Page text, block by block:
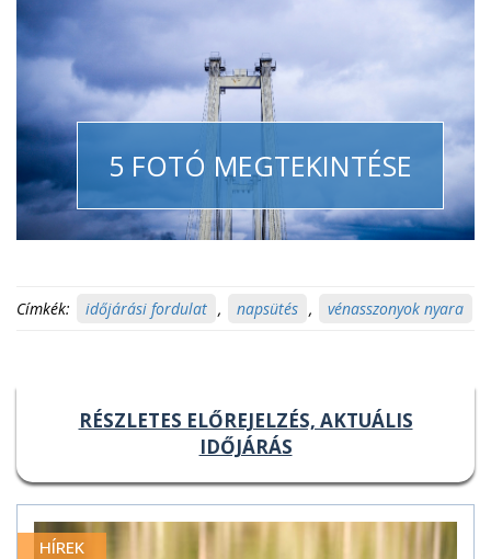
5 FOTÓ MEGTEKINTÉSE
Címkék: időjárási fordulat , napsütés , vénasszonyok nyara
RÉSZLETES ELŐREJELZÉS, AKTUÁLIS
IDŐJÁRÁS
HÍREK